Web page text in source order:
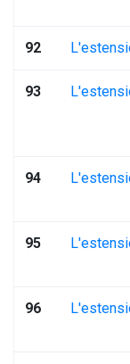
92
93
94
95
96